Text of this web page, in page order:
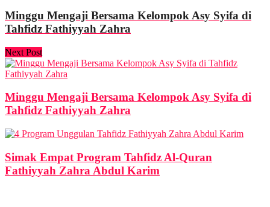
Minggu Mengaji Bersama Kelompok Asy Syifa di
Tahfidz Fathiyyah Zahra
Next Post
Minggu Mengaji Bersama Kelompok Asy Syifa di
Tahfidz Fathiyyah Zahra
Simak Empat Program Tahfidz Al-Quran
Fathiyyah Zahra Abdul Karim